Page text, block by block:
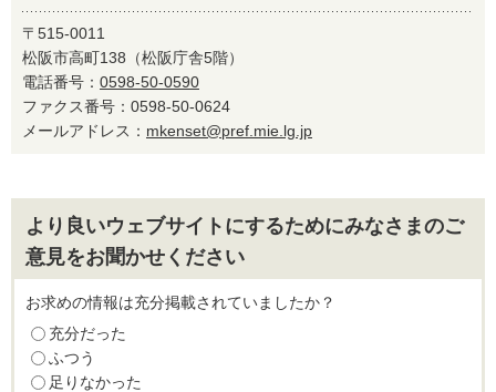
〒515-0011
松阪市高町138（松阪庁舎5階）
電話番号： 0598-50-0590
ファクス番号：0598-50-0624
メールアドレス： mkenset@pref.mie.lg.jp
より良いウェブサイトにするためにみなさまのご
意見をお聞かせください
お求めの情報は充分掲載されていましたか？
充分だった
ふつう
足りなかった